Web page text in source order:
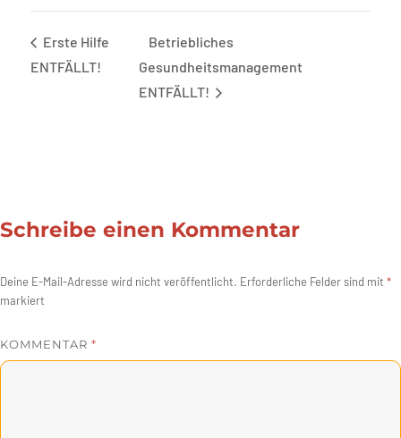
Erste Hilfe
ENTFÄLLT!
Betriebliches
Gesundheitsmanagement
ENTFÄLLT!
Schreibe einen Kommentar
Deine E-Mail-Adresse wird nicht veröffentlicht. Erforderliche Felder sind mit *
markiert
KOMMENTAR *